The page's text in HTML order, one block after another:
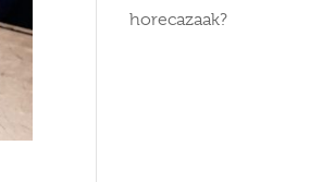
horecazaak?